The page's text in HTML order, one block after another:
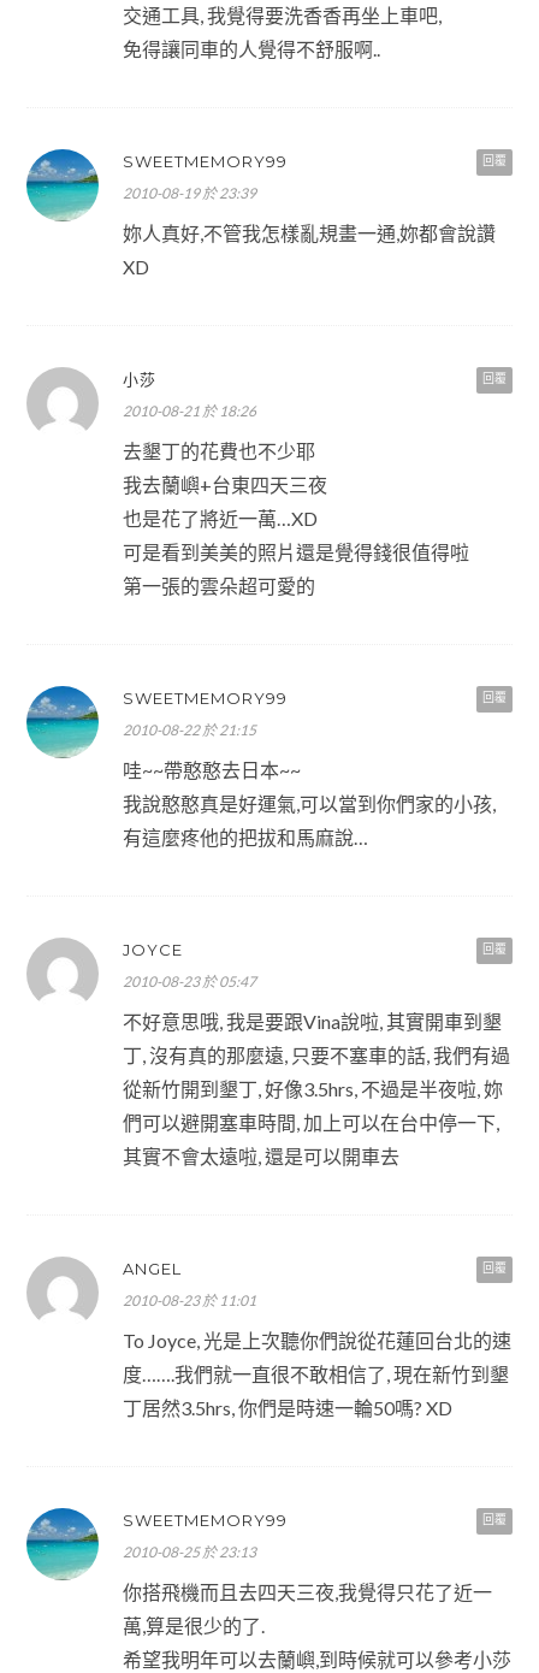
交通工具, 我覺得要洗香香再坐上車吧,
免得讓同車的人覺得不舒服啊..
回覆
SWEETMEMORY99
2010-08-19 於 23:39
妳人真好,不管我怎樣亂規畫一通,妳都會說讚
XD
回覆
小莎
2010-08-21 於 18:26
去墾丁的花費也不少耶
我去蘭嶼+台東四天三夜
也是花了將近一萬…XD
可是看到美美的照片還是覺得錢很值得啦
第一張的雲朵超可愛的
回覆
SWEETMEMORY99
2010-08-22 於 21:15
哇~~帶憨憨去日本~~
我說憨憨真是好運氣,可以當到你們家的小孩,
有這麼疼他的把拔和馬麻說…
回覆
JOYCE
2010-08-23 於 05:47
不好意思哦, 我是要跟Vina說啦, 其實開車到墾
丁, 沒有真的那麼遠, 只要不塞車的話, 我們有過
從新竹開到墾丁, 好像3.5hrs, 不過是半夜啦, 妳
們可以避開塞車時間, 加上可以在台中停一下,
其實不會太遠啦, 還是可以開車去
回覆
ANGEL
2010-08-23 於 11:01
To Joyce, 光是上次聽你們說從花蓮回台北的速
度…….我們就一直很不敢相信了, 現在新竹到墾
丁居然3.5hrs, 你們是時速一輪50嗎? XD
回覆
SWEETMEMORY99
2010-08-25 於 23:13
你搭飛機而且去四天三夜,我覺得只花了近一
萬,算是很少的了.
希望我明年可以去蘭嶼,到時候就可以參考小莎